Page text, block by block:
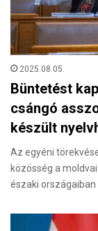
2025.08.05.
Büntetést
csángó
készült
Az egyéni
közösség a
északi országaiban